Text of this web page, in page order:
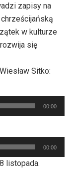
zapisy na
w kulturze
się
Sitko:
00:00
00:00
listopada.